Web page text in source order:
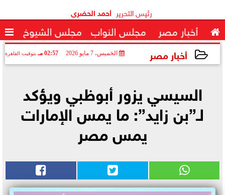
رئيس التحرير أحمد الحضرى
 أخبار مصر مجلس النواب مجلس الشيوخ 
أخبار مصر الخميس، 7 مايو 2026 02:57 مـ بتوقيت القاهرة
السيسي يزور أبوظبي ويؤكد
لـ”بن زايد”: ما يمس الإمارات
يمس مصر